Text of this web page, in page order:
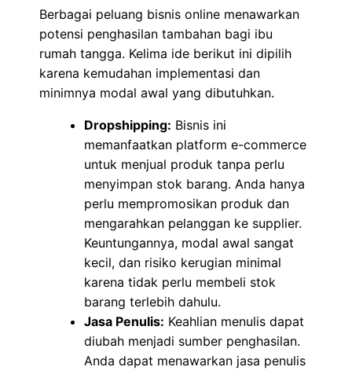
Berbagai peluang bisnis online menawarkan
potensi penghasilan tambahan bagi ibu
rumah tangga. Kelima ide berikut ini dipilih
karena kemudahan implementasi dan
minimnya modal awal yang dibutuhkan.
Dropshipping: Bisnis ini
memanfaatkan platform e-commerce
untuk menjual produk tanpa perlu
menyimpan stok barang. Anda hanya
perlu mempromosikan produk dan
mengarahkan pelanggan ke supplier.
Keuntungannya, modal awal sangat
kecil, dan risiko kerugian minimal
karena tidak perlu membeli stok
barang terlebih dahulu.
Jasa Penulis: Keahlian menulis dapat
diubah menjadi sumber penghasilan.
Anda dapat menawarkan jasa penulis